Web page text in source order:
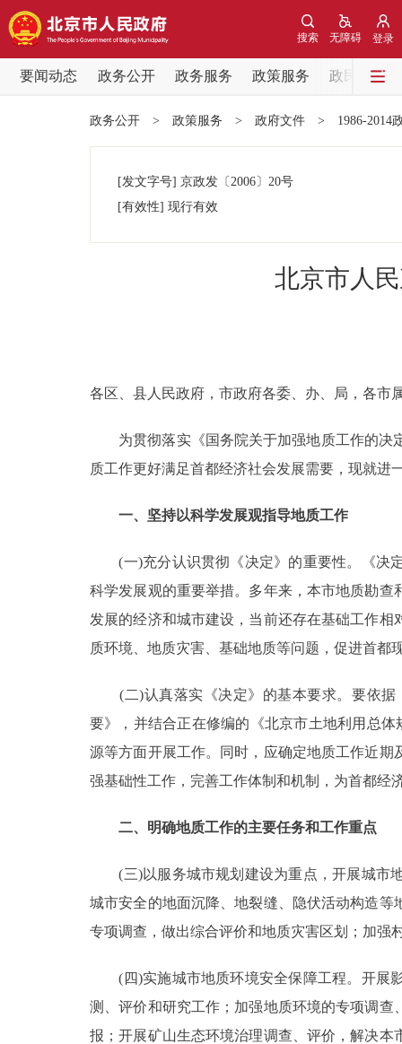
登录
无障碍
搜索
要闻动态 政务公开 政务服务 政策服务
政民互动
党中央精神
政策兑现
决策公开
便民服务
中介服务
政民互动
参与调查
走进北京
北京概况
绿色北京
ENGLISH
政务公开 > 政策服务 > 政府文件 > 1986-2014
[发文字号] 京政发 〔2006〕 20号
[有效性] 现行有效
北京市人
各区、县人民政府，市政府各委、办、局，各市
为贯彻落实《国务院关于加强地质工作的决定
质工作更好满足首都经济社会发展需要，现就进
一、坚持以科学发展观指导地质工作
(一)充分认识贯彻《决定》的重要性。《决定
科学发展观的重要举措。多年来，本市地质勘
发展的经济和城市建设，当前还存在基础工作
质环境、地质灾害、基础地质等问题，促进首都
(二)认真落实《决定》的基本要求。要依据
要》，并结合正在修编的《北京市土地利用总
源等方面开展工作。同时，应确定地质工作近
强基础性工作，完善工作体制和机制，为首都经
二、明确地质工作的主要任务和工作重点
(三)以服务城市规划建设为重点，开展城市地
城市安全的地面沉降、地裂缝、隐伏活动构造
专项调查，做出综合评价和地质灾害区划；加强
(四)实施城市地质环境安全保障工程。开展影
测、评价和研究工作；加强地质环境的专项调
报；开展矿山生态环境治理调查、评价，解决